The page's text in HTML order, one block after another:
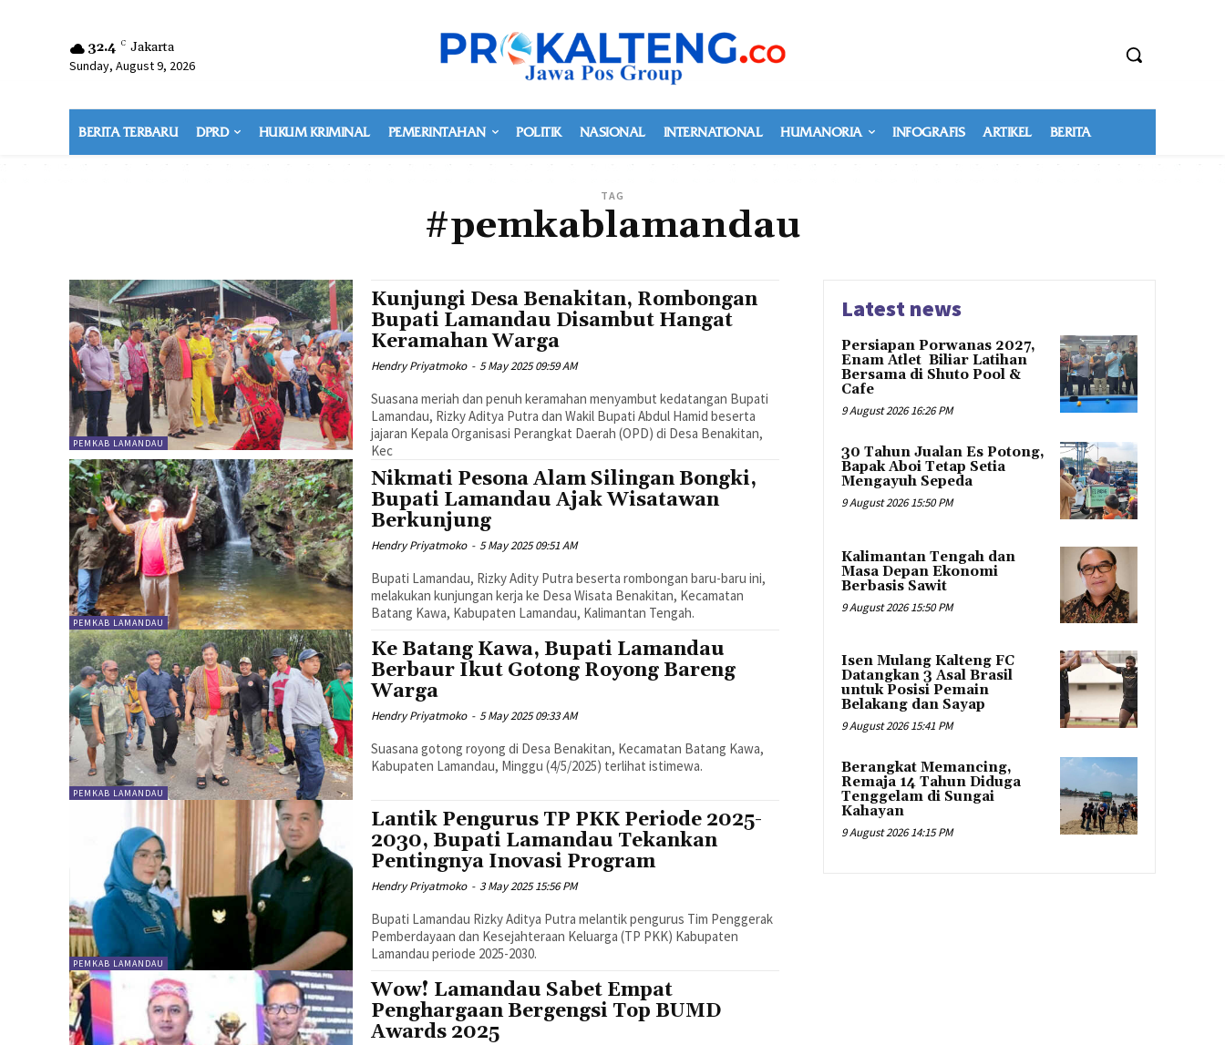
32.4 C Jakarta
Sunday, August 9, 2026
BERITA TERBARU DPRD HUKUM KRIMINAL PEMERINTAHAN POLITIK NASIONAL INTERNATIONAL HUMANORIA INFOGRAFIS ARTIKEL BERITA
TAG
#pemkablamandau
PEMKAB LAMANDAU
Kunjungi Desa Benakitan, Rombongan
Bupati Lamandau Disambut Hangat
Keramahan Warga
Hendry Priyatmoko - 5 May 2025 09:59 AM
Suasana meriah dan penuh keramahan menyambut kedatangan Bupati
Lamandau, Rizky Aditya Putra dan Wakil Bupati Abdul Hamid beserta
jajaran Kepala Organisasi Perangkat Daerah (OPD) di Desa Benakitan,
Kec
PEMKAB LAMANDAU
Nikmati Pesona Alam Silingan Bongki,
Bupati Lamandau Ajak Wisatawan
Berkunjung
Hendry Priyatmoko - 5 May 2025 09:51 AM
Bupati Lamandau, Rizky Adity Putra beserta rombongan baru-baru ini,
melakukan kunjungan kerja ke Desa Wisata Benakitan, Kecamatan
Batang Kawa, Kabupaten Lamandau, Kalimantan Tengah.
PEMKAB LAMANDAU
Ke Batang Kawa, Bupati Lamandau
Berbaur Ikut Gotong Royong Bareng
Warga
Hendry Priyatmoko - 5 May 2025 09:33 AM
Suasana gotong royong di Desa Benakitan, Kecamatan Batang Kawa,
Kabupaten Lamandau, Minggu (4/5/2025) terlihat istimewa.
PEMKAB LAMANDAU
Lantik Pengurus TP PKK Periode 2025-
2030, Bupati Lamandau Tekankan
Pentingnya Inovasi Program
Hendry Priyatmoko - 3 May 2025 15:56 PM
Bupati Lamandau Rizky Aditya Putra melantik pengurus Tim Penggerak
Pemberdayaan dan Kesejahteraan Keluarga (TP PKK) Kabupaten
Lamandau periode 2025-2030.
Wow! Lamandau Sabet Empat
Penghargaan Bergengsi Top BUMD
Awards 2025
Latest news
Persiapan Porwanas 2027,
Enam Atlet Biliar Latihan
Bersama di Shuto Pool &
Cafe
9 August 2026 16:26 PM
30 Tahun Jualan Es Potong,
Bapak Aboi Tetap Setia
Mengayuh Sepeda
9 August 2026 15:50 PM
Kalimantan Tengah dan
Masa Depan Ekonomi
Berbasis Sawit
9 August 2026 15:50 PM
Isen Mulang Kalteng FC
Datangkan 3 Asal Brasil
untuk Posisi Pemain
Belakang dan Sayap
9 August 2026 15:41 PM
Berangkat Memancing,
Remaja 14 Tahun Diduga
Tenggelam di Sungai
Kahayan
9 August 2026 14:15 PM